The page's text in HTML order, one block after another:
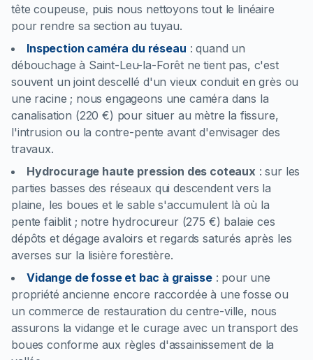
tête coupeuse, puis nous nettoyons tout le linéaire
pour rendre sa section au tuyau.
Inspection caméra du réseau :quand un
débouchage à Saint-Leu-la-Forêt ne tient pas, c'est
souvent un joint descellé d'un vieux conduit en grès ou
une racine ; nous engageons une caméra dans la
canalisation (220 €) pour situer au mètre la fissure,
l'intrusion ou la contre-pente avant d'envisager des
travaux.
Hydrocurage haute pression des coteaux :sur les
parties basses des réseaux qui descendent vers la
plaine, les boues et le sable s'accumulent là où la
pente faiblit ; notre hydrocureur (275 €) balaie ces
dépôts et dégage avaloirs et regards saturés après les
averses sur la lisière forestière.
Vidange de fosse et bac à graisse: pour une
propriété ancienne encore raccordée à une fosse ou
un commerce de restauration du centre-ville, nous
assurons la vidange et le curage avec un transport des
boues conforme aux règles d'assainissement de la